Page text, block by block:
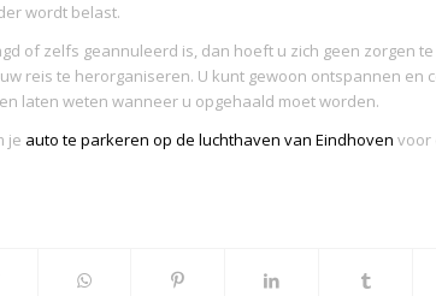
wordt belast.
of zelfs geannuleerd is, dan hoeft u zich geen zorgen
reis te herorganiseren. U kunt gewoon ontspannen en
laten weten wanneer u opgehaald moet worden.
je auto te parkeren op de luchthaven van Eindhoven voor